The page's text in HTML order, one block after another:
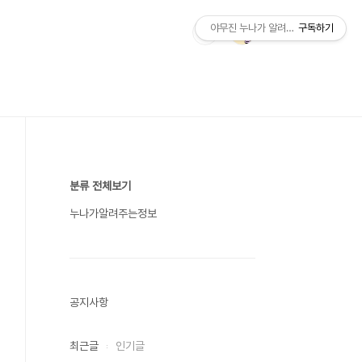
분류 전체보기
누나가알려주는정보
공지사항
최근글 인기글
야무진 누나가 알려주는 정보
구독하기